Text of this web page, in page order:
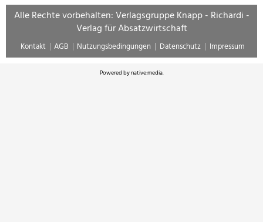
Alle Rechte vorbehalten: Verlagsgruppe Knapp - Richardi -
Verlag für Absatzwirtschaft
Kontakt AGB Nutzungsbedingungen Datenschutz Impressum
Powered bynative:media.